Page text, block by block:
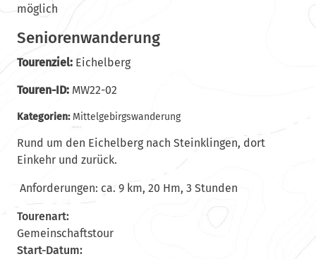
möglich
Seniorenwanderung
Tourenziel:Eichelberg
Touren-ID:MW22-02
Kategorien: Mittelgebirgswanderung
Rund um den Eichelberg nach Steinklingen, dort
Einkehr und zurück.
Anforderungen: ca. 9 km, 20 Hm, 3 Stunden
Tourenart:
Gemeinschaftstour
Start-Datum: